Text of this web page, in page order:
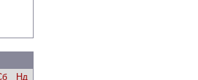
Нд